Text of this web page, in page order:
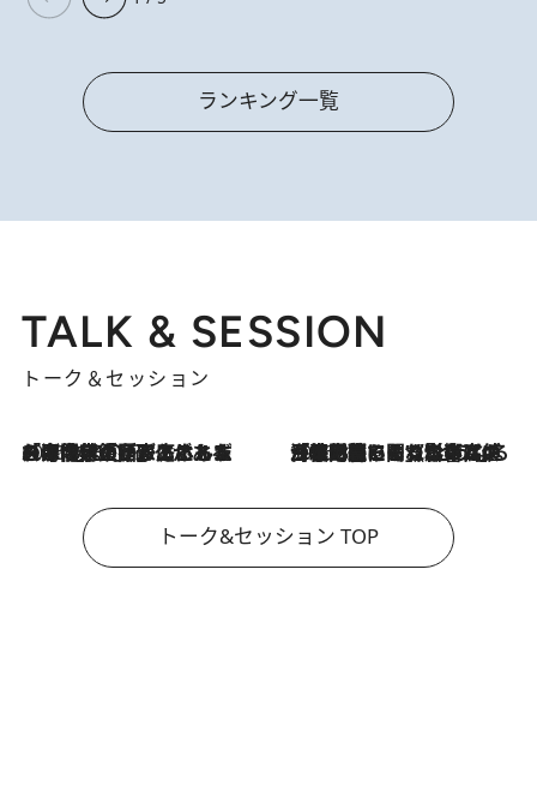
ランキング一覧
TALK & SESSION
トーク＆セッション
2026.8.3
「今後値上げがあるとすれば…」「リスクがあるのは今年の冬」エネルギー専門家が語る、ホルムズ海峡封鎖が家庭にもたらす“ある心配” 2026.8.3
「住宅建てられない…」「サーチャージ料の高値が続いている」ホルムズ海峡封鎖による影響はいつまで続く？《エネルギー専門家に聞く“どうなる日本の暮らし”》
トーク&セッション TOP